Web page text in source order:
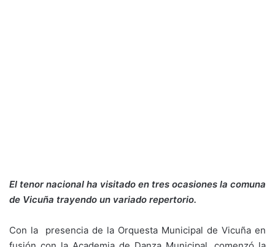
El tenor nacional ha visitado en tres ocasiones la comuna
de Vicuña trayendo un variado repertorio.
Con la presencia de la Orquesta Municipal de Vicuña en